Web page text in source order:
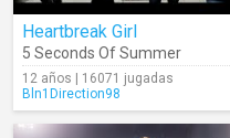
Heartbreak Girl
5 Seconds Of Summer
12 años | 16071 jugadas
Bln1Direction98